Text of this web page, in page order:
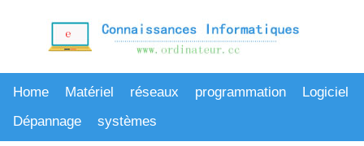
Home Matériel réseaux programmation
Logiciel
Dépannage
systèmes